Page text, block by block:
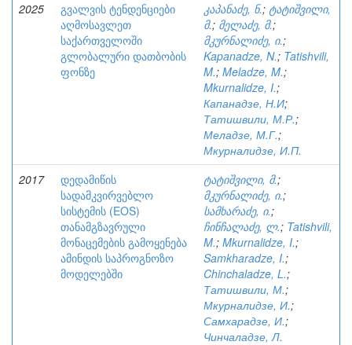
2025
გვალვის ტენდენციები
აღმოსავლეთ
საქართველოში
გლობალური დათბობის
ფონზე
კაპანაძე, ნ.; ტატიშვილი,
მ.; მელაძე, მ.;
მკურნალიძე, ი.;
Kapanadze, N.; Tatishvili,
M.; Meladze, M.;
Mkurnalidze, I.;
Капанадзе, Н.И;
Татишвили, М.Р.;
Меладзе, М.Г.;
Мкурналидзе, И.П.
2017
დედამიწის
სადამკვირვებლო
სისტემის (EOS)
თანამგზავრული
მონაცემების გამოყენება
ამინდის საპროგნოზო
მოდელებში
ტატიშვილი, მ.;
მკურნალიძე, ი.;
სამხარაძე, ი.;
ჩინჩალაძე, ლ.; Tatishvili,
M.; Mkurnalidze, I.;
Samkharadze, I.;
Chinchaladze, L.;
Татишвили, М.;
Мкурналидзе, И.;
Самхарадзе, И.;
Чинчаладзе, Л.